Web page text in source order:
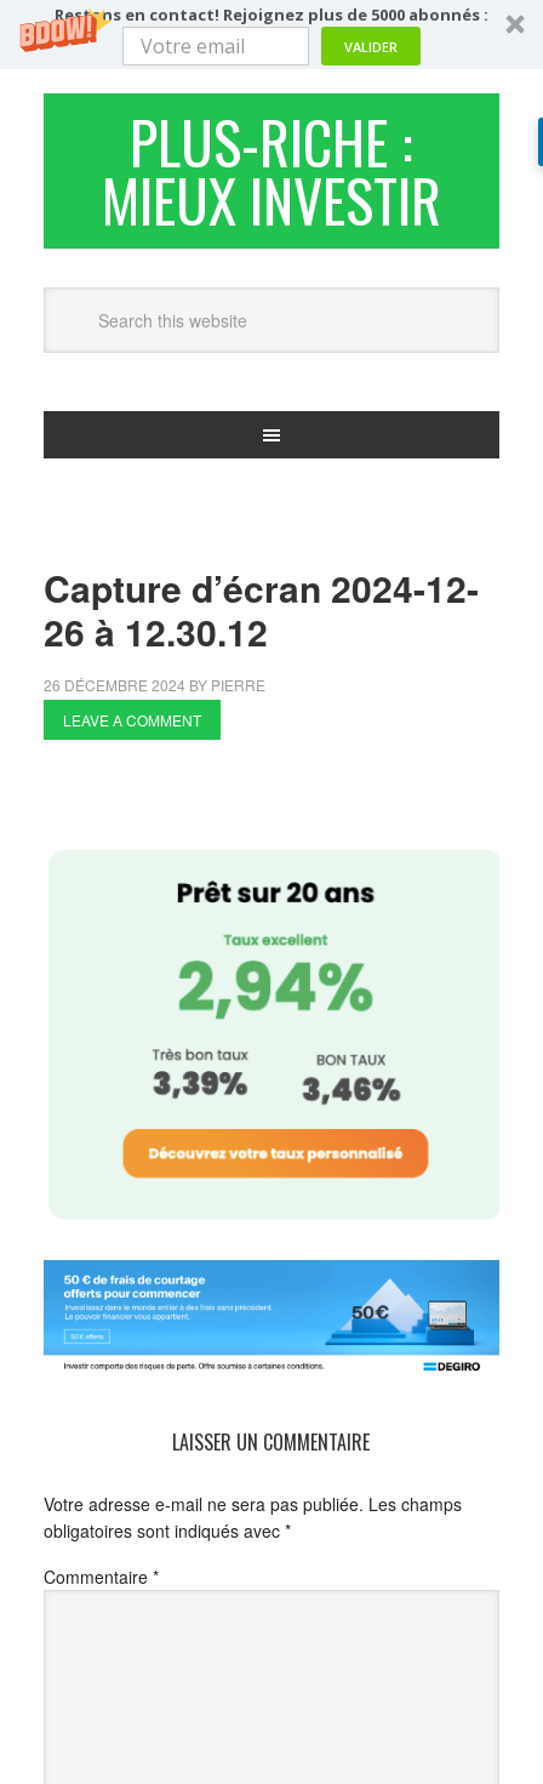
Restons en contact! Rejoignez plus de 5000 abonnés :
VALIDER
PLUS-RICHE :
MIEUX INVESTIR
Capture d’écran 2024-12-
26 à 12.30.12
26 DÉCEMBRE 2024 BY PIERRE
LEAVE A COMMENT
LAISSER UN COMMENTAIRE
Votre adresse e-mail ne sera pas publiée. Les champs
obligatoires sont indiqués avec *
Commentaire *